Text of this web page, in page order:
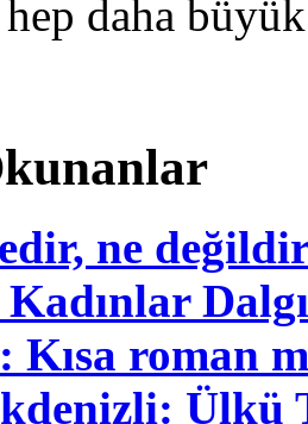
daha
ne
Kısa roman
Ülkü